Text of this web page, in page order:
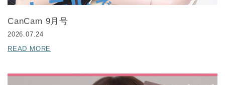
CanCam 9月号
2026.07.24
READ MORE